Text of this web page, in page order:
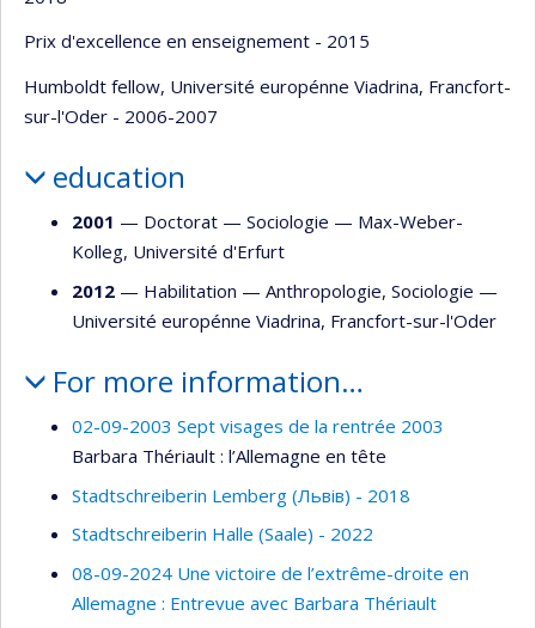
Prix d'excellence en enseignement - 2015
Humboldt fellow, Université europénne Viadrina, Francfort-
sur-l'Oder - 2006-2007
education
2001 — Doctorat — Sociologie — Max-Weber-
Kolleg, Université d'Erfurt
2012 — Habilitation — Anthropologie, Sociologie —
Université europénne Viadrina, Francfort-sur-l'Oder
For more information…
02-09-2003 Sept visages de la rentrée 2003
Barbara Thériault : l’Allemagne en tête
Stadtschreiberin Lemberg (Львів) - 2018
Stadtschreiberin Halle (Saale) - 2022
08-09-2024 Une victoire de l’extrême-droite en
Allemagne : Entrevue avec Barbara Thériault